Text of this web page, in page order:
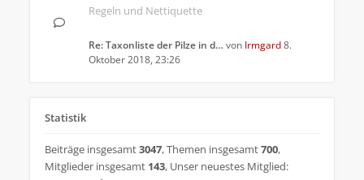
Regeln und Nettiquette
Re: Taxonliste der Pilze in d… von Irmgard8.
Oktober 2018, 23:26
Statistik
Beiträge insgesamt3047,Themen insgesamt700,
Mitglieder insgesamt 143, Unser neuestes Mitglied: